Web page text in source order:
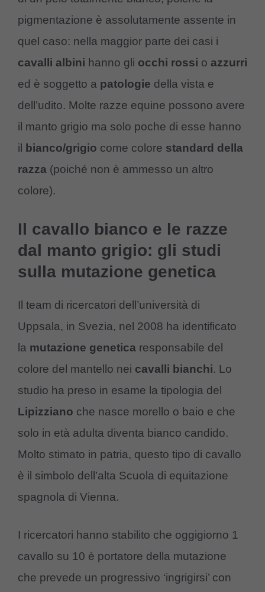
pigmentazione è assolutamente assente in
quel caso: nella maggior parte dei casi i
cavalli albini hanno gli occhi rossi o azzurri
ed è soggetto a patologie della vista e
dell’udito. Molte razze equine possono avere
il manto grigio ma solo poche di esse hanno
il
bianco/grigio come colore standard della
razza (poiché non è ammesso un altro
colore).
Il cavallo bianco e le razze
dal manto grigio: gli studi
sulla mutazione genetica
Il team di ricercatori dell’università di
Uppsala, in Svezia, nel 2008 ha identificato
la mutazione genetica responsabile del
colore del mantello nei cavalli bianchi. Lo
studio ha preso in esame la tipologia del
Lipizziano che nasce morello o baio e che
solo in età adulta diventa bianco candido.
Molto stimato in patria, questo tipo di cavallo
è il simbolo dell’alta Scuola di equitazione
spagnola di Vienna.
I ricercatori hanno stabilito che oggigiorno 1
cavallo su 10 è portatore della mutazione
che prevede un progressivo ‘ingrigirsi’ con